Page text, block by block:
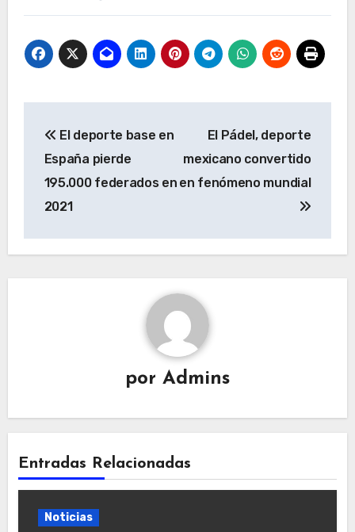
de
entradas
El deporte base en
España pierde
195.000 federados en
2021
El Pádel, deporte
mexicano convertido
en fenómeno mundial
por Admins
Entradas Relacionadas
Noticias